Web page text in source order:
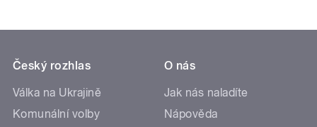
Český rozhlas
Válka na Ukrajině
Komunální volby
O nás
Jak nás naladíte
Nápověda